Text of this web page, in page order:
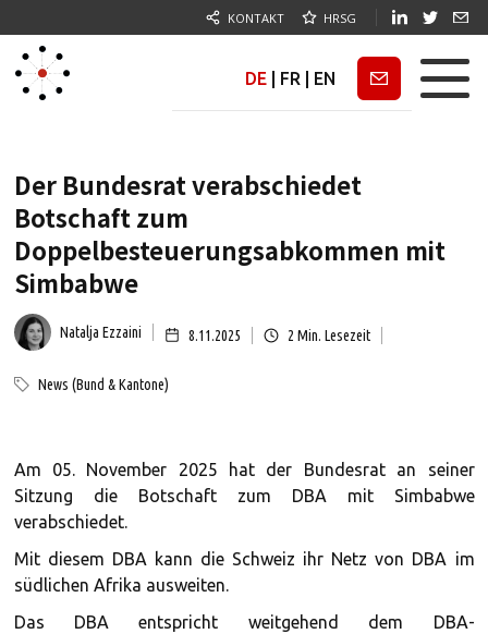
KONTAKT HRSG
DE FR EN Newsletter
Der Bundesrat verabschiedet
Botschaft zum
Doppelbesteuerungsabkommen mit
Simbabwe
Natalja Ezzaini 8.11.2025 2 Min. Lesezeit
News (Bund & Kantone)
Am 05. November 2025 hat der Bundesrat an seiner
Sitzung die Botschaft zum DBA mit Simbabwe
verabschiedet.
Mit diesem DBA kann die Schweiz ihr Netz von DBA im
südlichen Afrika ausweiten.
Das DBA entspricht weitgehend dem DBA-